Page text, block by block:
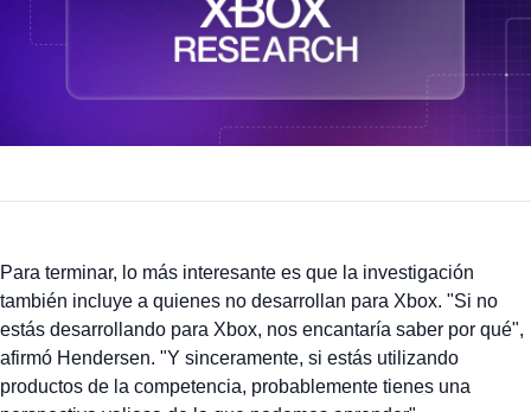
Para terminar, lo más interesante es que la investigación
también incluye a quienes no desarrollan para Xbox. "Si no
estás desarrollando para Xbox, nos encantaría saber por qué",
afirmó Hendersen. "Y sinceramente, si estás utilizando
productos de la competencia, probablemente tienes una